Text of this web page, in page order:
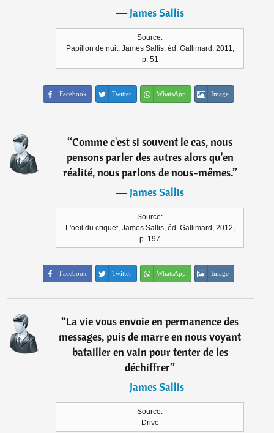
―James Sallis
Source:
Papillon de nuit, James Sallis, éd. Gallimard, 2011,
p. 51
Facebook Twitter WhatsApp Image
“Comme c'est si souvent le cas, nous
pensons parler des autres alors qu'en
réalité, nous parlons de nous-mêmes.”
―James Sallis
Source:
L'oeil du criquet, James Sallis, éd. Gallimard, 2012,
p. 197
Facebook Twitter WhatsApp Image
“La vie vous envoie en permanence des
messages, puis de marre en nous voyant
batailler en vain pour tenter de les
déchiffrer”
―James Sallis
Source:
Drive